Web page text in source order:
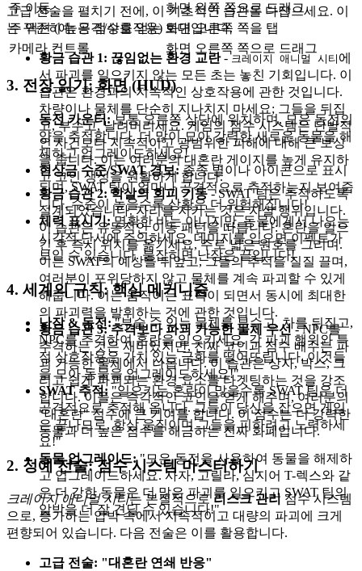
주 이동
화면 왼쪽 쪽으로 드래그
주 액션 (예: 공격/상호작용) 화면 오른쪽 쪽을 탭
카메라 컨트롤
화면 오른쪽 쪽으로 드래그
3. 전장 읽기: 화면 (HUD)
동전 카운터: 보통 오른쪽 상단에 위치하며, 모은 동전의
양을 추적합니다. 더 많이 모아 강력한 새로운 동물을 해
제하고 업그레이드하세요!
현상금 수준/SWAT 경보:종종 별이나 아이콘으로 표시
되며, SWAT 팀이 얼마나 공격적으로 추적하는지 보여줍
니다. 수준이 높을수록 상황은 더 위험해집니다!
체력 표시기:명확한 바는 아니지만, 동물에게서 나오는
시각적 단서에 주의하세요. 데미지를 입으면 이펙트가
보일 수 있습니다. 붙잡히면 난장은 끝입니다!
4. 세계의 규칙: 핵심 메커니즘
난장 & 동전:"부술 수 있는 물체를 부수고, 차를 뒤집고,
NPC를 추격하여 혼란을 일으키세요. 각 파괴 행위와 특
정 상호작용은 가치 있는 금화를 떨어뜨립니다. 이것들
을 모아 동물을 업그레이드하세요!"
SWAT 추적: "일으키는 혼란이 많을수록 SWAT 팀은 더
공격적으로 추적해 옵니다. 그들이 당신을 잡으면 게임
은 끝나므로, 항상 움직이며 그들을 피하려고 노력하세
요!"
동물 업그레이드:"모은 동전을 사용하여 동물을 해제하
고 업그레이드하세요. 사자, 고릴라, 심지어 T-렉스와 같
은 더 강한 동물은 더 많은 파괴를 일으키고 SWAT 팀의
압박을 더 잘 견딜 수 있습니다!"
고급 전술을 펼치기 전에, 이 기초적인 습관을 다잡으세요. 이
는 꾸준히 높은 점수를 얻는 토대입니다.
황금 습관 1: 끊임없는 환경 교란-크레이지 애니멀 시티 에
서 파괴를 일으키지 않는 모든 초는 놓친 기회입니다. 이
습관은 환경과의 지속적인 상호작용에 관한 것입니다.
차량이나 물체를 단순히 지나치지 마세요; 그들을 뒤집
고, 부수고, 날려버리세요. 게임의 점수 시스템은 단발적
인 사건보다 지속적이고 광범위한 피해에 대해 큰 보상
을 줍니다. 이는 여러분의 대혼란 게이지를 높게 유지하
고 코인 생성을 원활하게 합니다.
황금 습관 2: 학살의 회피 기동- SWAT 팀은 추적하도록
설계되었습니다. 자리를 지키는 것은 자살 행위입니다.
이 습관은 유동적인 이동 패턴을 따릅니다: 혼란을 일으
킨 후 즉시 위치를 옮기세요, 주로 넓은 원호를 그리며.
이는 SWAT의 예상을 뒤엎고, 그들의 추적을 질질 끌며,
여러분이 포위당하지 않고 물체를 계속 파괴할 수 있게
해줍니다. 이는 움직이는 표적이 되면서 동시에 최대한
의 파괴력을 발휘하는 것에 관한 것입니다.
황금 습관 3: 추격보다 파괴 가능한 물체 우선- NPC를
추격하는 것은 재미있지만, 진짜 코인과 점수 배수는 파
괴 가능한 물체에서 나옵니다. 이 습관은 상자, 박스, 그
리고 쉽게 파괴되는 환경 요소를 타겟팅하는 것을 강조
합니다. 이들은 즉각적인 코인을 얻게 해주며, 여러분의
"대혼란" 점수에 큰 기여를 합니다. 이 점수는 더 강력한
동물과 더 높은 점수를 해금하는 진짜 화폐입니다.
2. 정예 전술: 점수 시스템 마스터하기
크레이지 애니멀 시티는 본질적으로리스크 관리 점수 시스템
으로, 증가하는 압박 속에서 지속적이고 대량의 파괴에 크게
편향되어 있습니다. 다음 전술은 이를 활용합니다.
고급 전술: "대혼란 연쇄 반응"